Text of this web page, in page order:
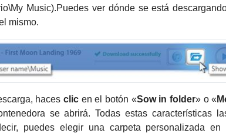
Music).Puedes ver dónde se está
mismo.
haces clic en el botón «Sow in folder» o «
se abrirá. Todas estas características
puedes elegir una carpeta personalizada en